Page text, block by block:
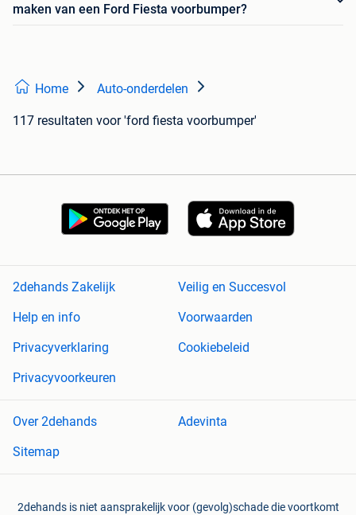
maken van een Ford Fiesta voorbumper?
Home Auto-onderdelen
117 resultaten voor 'ford fiesta voorbumper'
2dehands Zakelijk
Veilig en Succesvol
Help en info
Voorwaarden
Privacyverklaring
Cookiebeleid
Privacyvoorkeuren
Over 2dehands
Adevinta
Sitemap
2dehands is niet aansprakelijk voor (gevolg)schade die voortkomt